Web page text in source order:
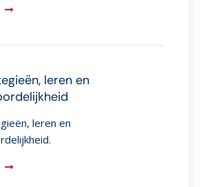
leren en
leren en